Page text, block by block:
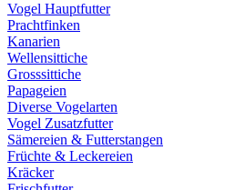
Vogel Hauptfutter
Prachtfinken
Kanarien
Wellensittiche
Grosssittiche
Papageien
Diverse Vogelarten
Vogel Zusatzfutter
Sämereien & Futterstangen
Früchte & Leckereien
Kräcker